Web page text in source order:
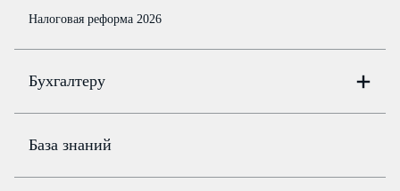
Налоговая реформа 2026
Бухгалтеру
Цены
Бюро
База знаний